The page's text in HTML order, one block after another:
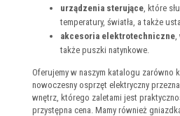
urządzenia sterujące , które
temperatury, światła, a także
akcesoria elektrotechniczne
także puszki natynkowe.
Oferujemy w naszym katalogu zarówno
nowoczesny osprzęt elektryczny
wnętrz, którego zaletami jest
przystępna cena. Mamy również